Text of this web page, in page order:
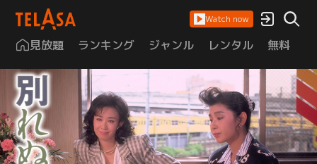
Watch now
見放題 ランキング ジャンル レンタル 無料